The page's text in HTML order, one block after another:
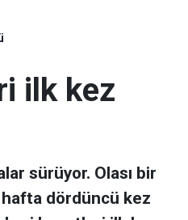
ilk kez
sürüyor. Olası bir
dördüncü kez